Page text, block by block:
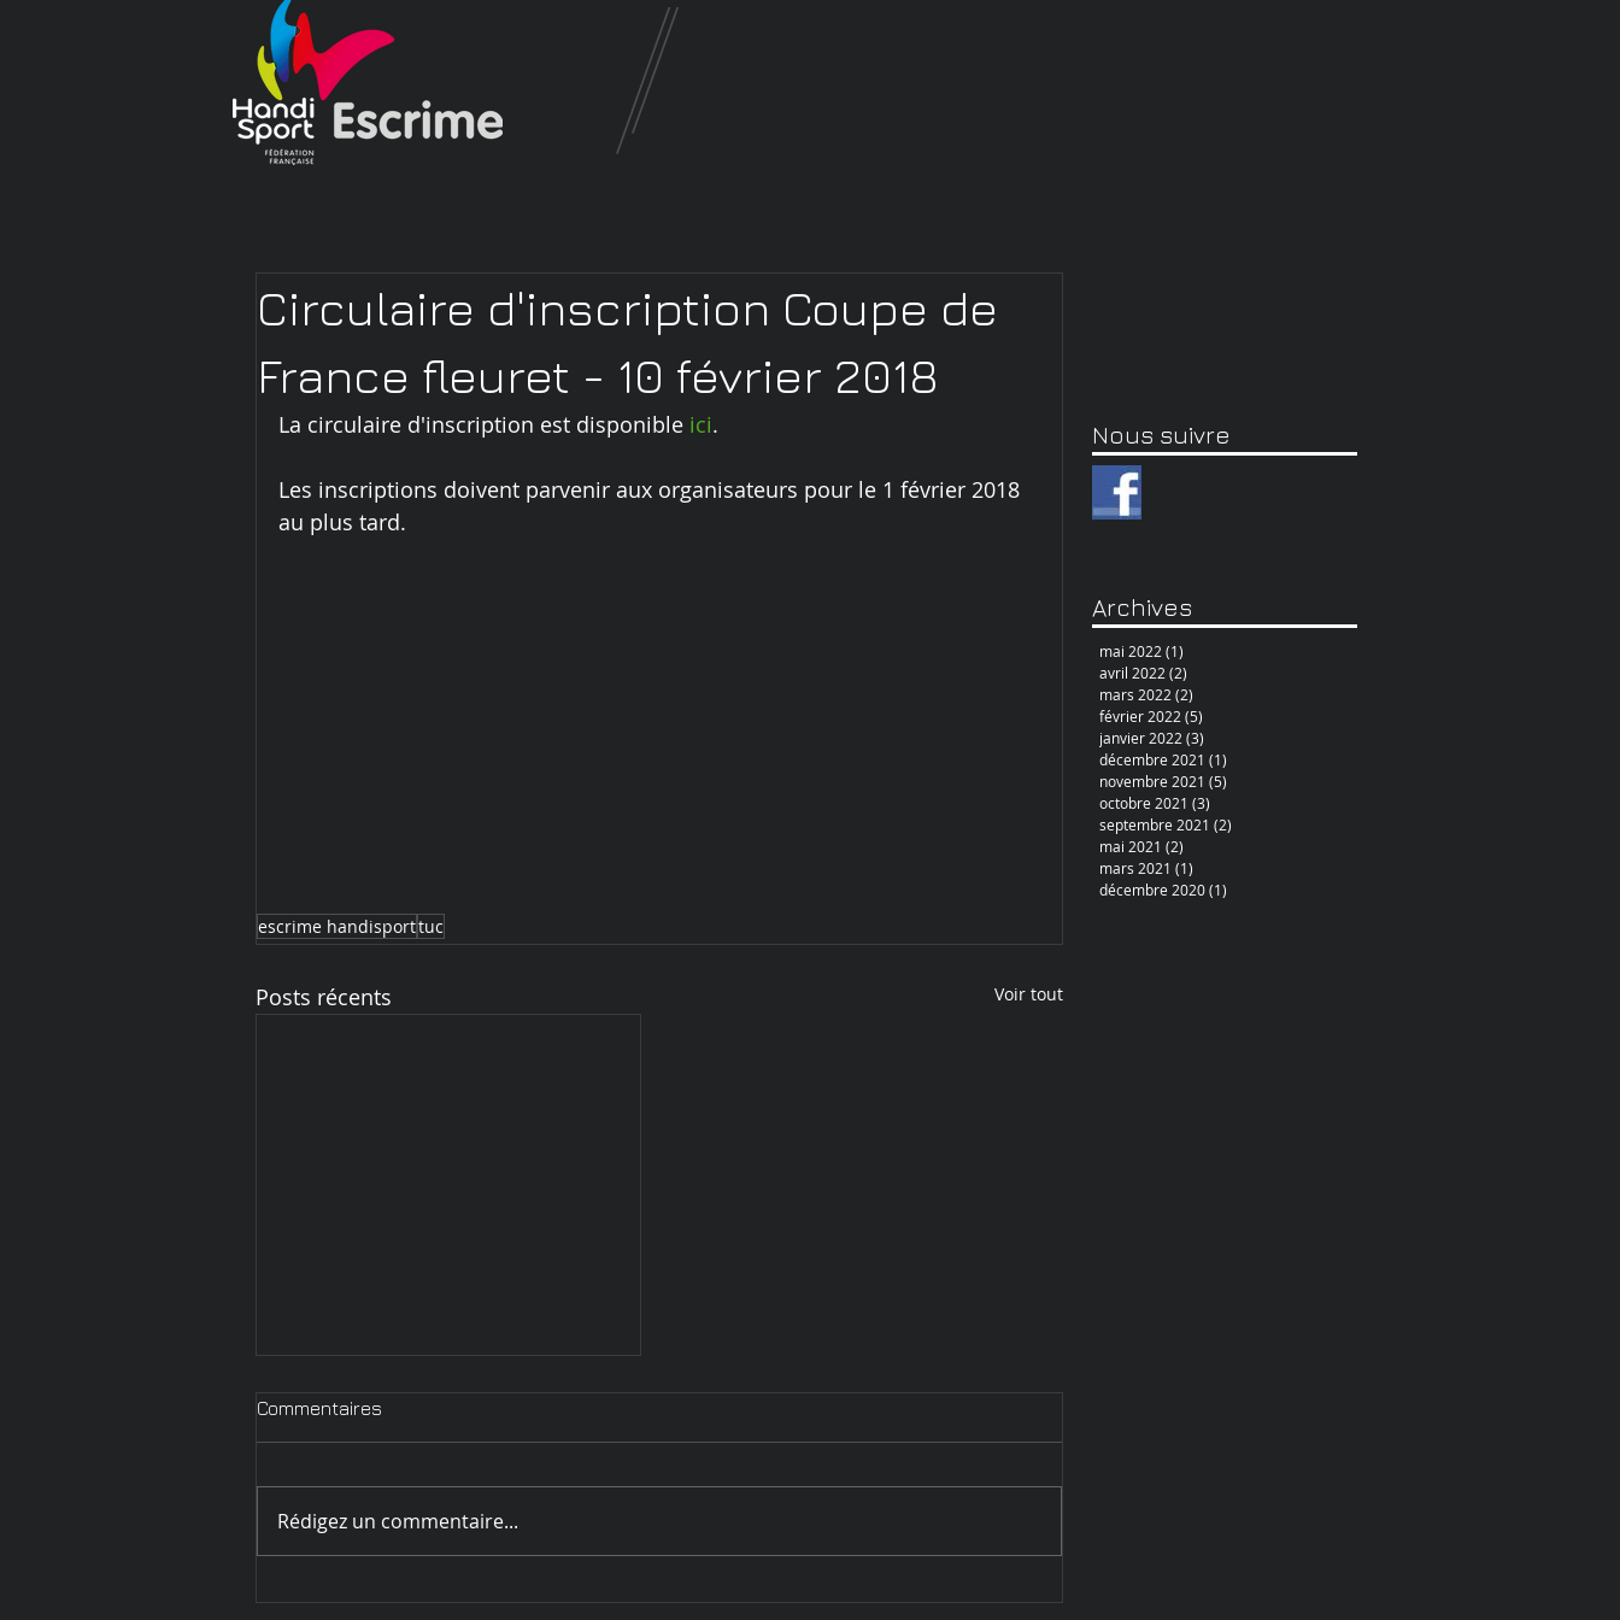
Circulaire d'inscription Coupe de
France fleuret - 10 février 2018
La circulaire d'inscription est disponible ici.
Les inscriptions doivent parvenir aux organisateurs pour le 1 février 2018
au plus tard.
escrime handisporttuc
Posts récents Voir tout
Commentaires
Rédigez un commentaire...
Nous suivre
Archives
mai 2022 (1)
avril 2022 (2)
mars 2022 (2)
février 2022 (5)
janvier 2022 (3)
décembre 2021 (1)
novembre 2021 (5)
octobre 2021 (3)
septembre 2021 (2)
mai 2021 (2)
mars 2021 (1)
décembre 2020(1)